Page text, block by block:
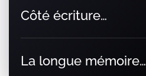
Côté écriture…
La longue mémoire…